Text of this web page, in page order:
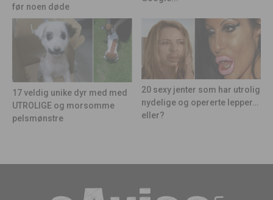
før noen døde
17 veldig unike dyr med med
UTROLIGE og morsomme
pelsmønstre
20 sexy jenter som har utrolig
nydelige og opererte lepper…
eller?